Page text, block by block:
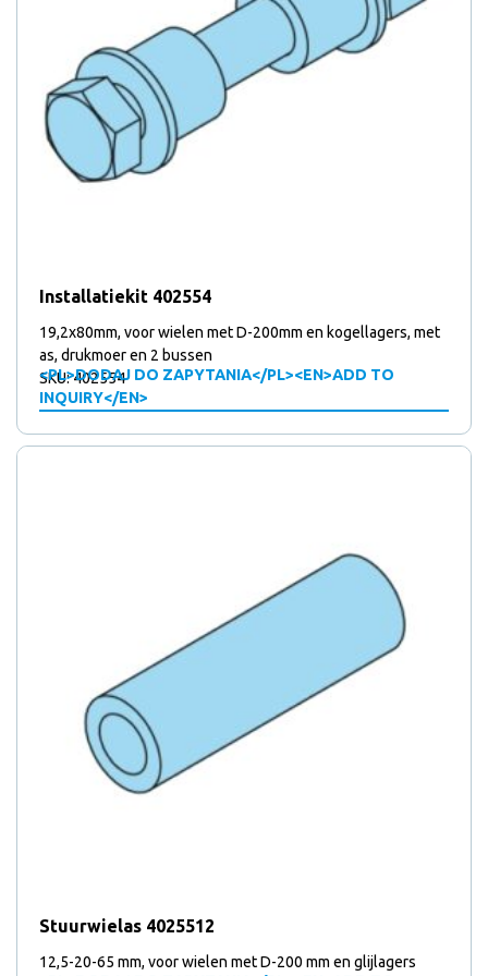
Installatiekit 402554
19,2x80mm, voor wielen met D-200mm en kogellagers, met
as, drukmoer en 2 bussen
<PL>DODAJ DO ZAPYTANIA</PL><EN>ADD TO
INQUIRY</EN>
SKU: 402554
Stuurwielas 4025512
12,5-20-65 mm, voor wielen met D-200 mm en glijlagers